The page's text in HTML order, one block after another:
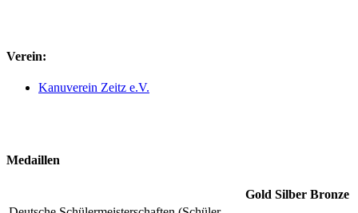
Verein:
Kanuverein Zeitz e.V.
Medaillen
Gold Silber Bronze